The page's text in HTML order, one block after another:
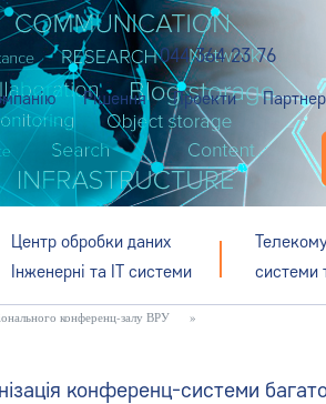
044 364 23 76
Рішення Проекти
Центр обробки даних
Інженерні та ІТ системи
системи
конференц-залу ВРУ »
конференц-системи